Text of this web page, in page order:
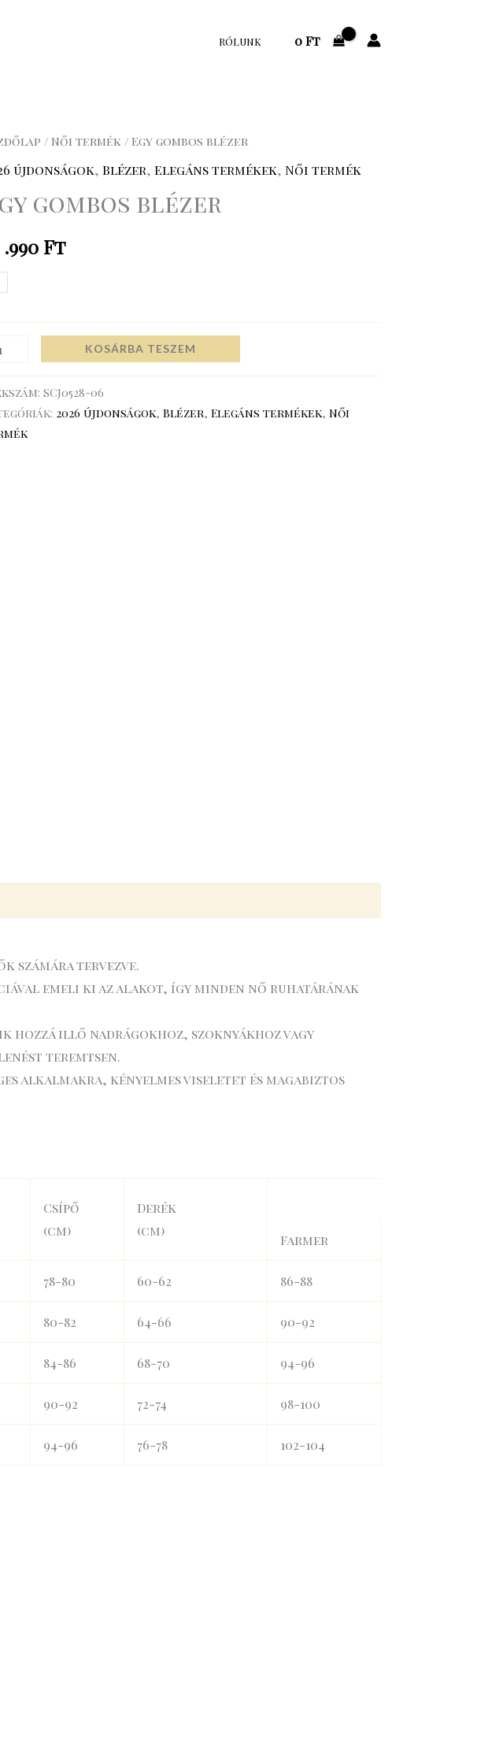
RÓLUNK 0Ft
/ Női termék / Egy gombos blézer
újdonságok, Blézer, Elegáns termékek, Női termék
gombos blézer
.990 Ft
KOSÁRBA TESZEM
SCJ0528-06
2026 újdonságok, Blézer, Elegáns termékek, Női
számára tervezve.
emeli ki az alakot, így minden nő ruhatárának
hozzá illő nadrágokhoz, szoknyákhoz vagy
teremtsen.
alkalmakra, kényelmes viseletet és magabiztos
Csípő
(cm)
Derék
(cm)
Farmer
78-80 60-62 86-88
80-82 64-66 90-92
84-86 68-70 94-96
90-92 72-74 98-100
94-96 76-78 102-104